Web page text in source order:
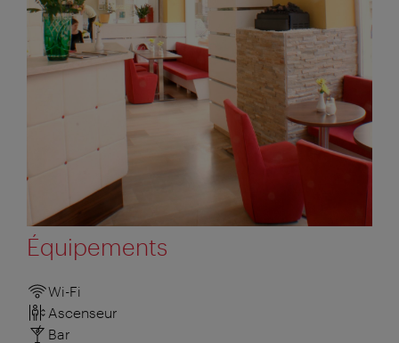
Équipements
Wi-Fi
Ascenseur
Bar